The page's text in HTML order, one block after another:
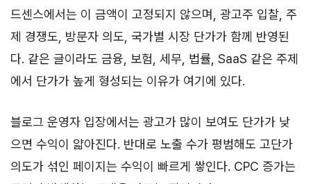
드센스에서는 이 금액이 고정되지 않으며, 광고주 입찰, 주
제 경쟁도, 방문자 의도, 국가별 시장 단가가 함께 반영된
다. 같은 글이라도 금융, 보험, 세무, 법률, SaaS 같은 주제
에서 단가가 높게 형성되는 이유가 여기에 있다.
블로그 운영자 입장에서는 광고가 많이 보여도 단가가 낮
으면 수익이 얇아진다. 반대로 노출 수가 평범해도 고단가
의도가 섞인 페이지는 수익이 빠르게 쌓인다. CPC 증가는